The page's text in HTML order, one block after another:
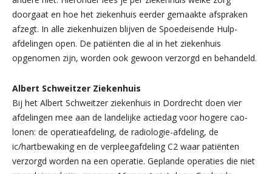
doorgaat en hoe het ziekenhuis eerder gemaakte afspraken
afzegt. In alle ziekenhuizen blijven de Spoedeisende Hulp-
afdelingen open. De patiënten die al in het ziekenhuis
opgenomen zijn, worden ook gewoon verzorgd en behandeld.
Albert Schweitzer Ziekenhuis
Bij het Albert Schweitzer ziekenhuis in Dordrecht doen vier
afdelingen mee aan de landelijke actiedag voor hogere cao-
lonen: de operatieafdeling, de radiologie-afdeling, de
ic/hartbewaking en de verpleegafdeling C2 waar patiënten
verzorgd worden na een operatie. Geplande operaties die niet